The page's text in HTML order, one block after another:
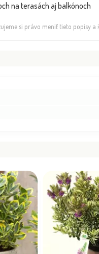
na terasách aj balkónoch
si právo meniť tieto popisy a